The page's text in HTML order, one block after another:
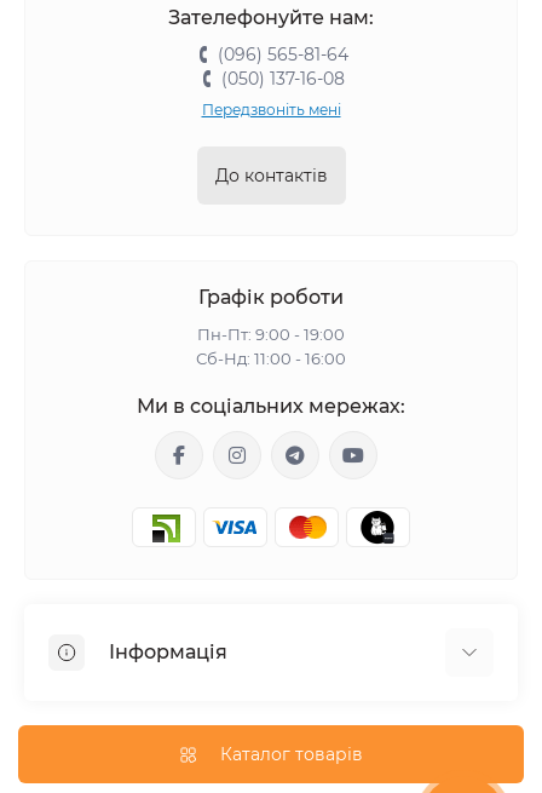
Зателефонуйте нам:
(096) 565-81-64
(050) 137-16-08
Передзвоніть мені
До контактів
Графік роботи
Пн-Пт: 9:00 - 19:00
Сб-Нд: 11:00 - 16:00
Ми в соціальних мережах:
Інформація
Оплата
Каталог товарів